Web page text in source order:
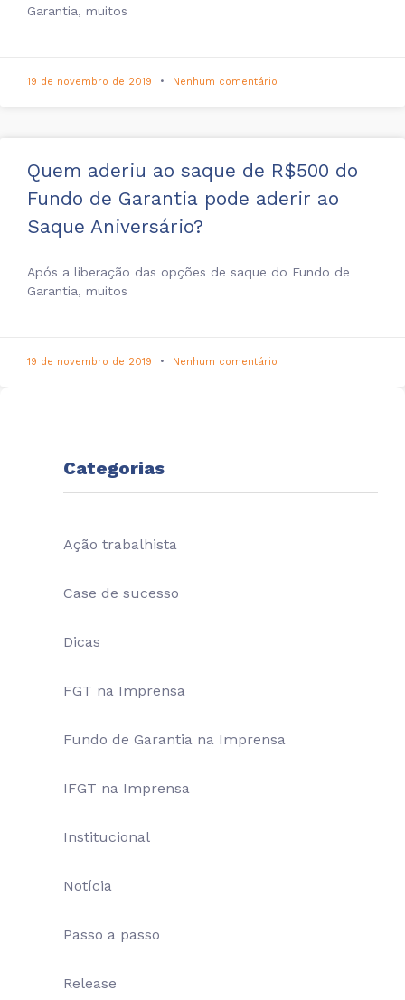
Garantia, muitos
19 de novembro de 2019 Nenhum comentário
Quem aderiu ao saque de R$500 do
Fundo de Garantia pode aderir ao
Saque Aniversário?
Após a liberação das opções de saque do Fundo de
Garantia, muitos
19 de novembro de 2019 Nenhum comentário
Categorias
Ação trabalhista
Case de sucesso
Dicas
FGT na Imprensa
Fundo de Garantia na Imprensa
IFGT na Imprensa
Institucional
Notícia
Passo a passo
Release